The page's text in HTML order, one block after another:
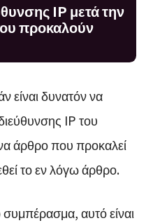
IP μετά την
προκαλούν
είναι δυνατόν να
IP του
άρθρο που προκαλεί
το εν λόγω άρθρο.
αυτό είναι